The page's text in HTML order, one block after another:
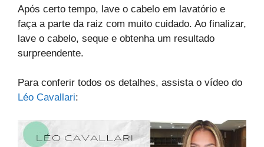
Após certo tempo, lave o cabelo em lavatório e
faça a parte da raiz com muito cuidado. Ao finalizar,
lave o cabelo, seque e obtenha um resultado
surpreendente.
Para conferir todos os detalhes, assista o vídeo do
Léo Cavallari: